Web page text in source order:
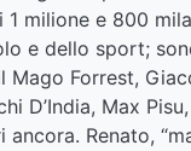
1 milione e 800
e dello sport;
Mago Forrest,
D’India, Max
Renato,